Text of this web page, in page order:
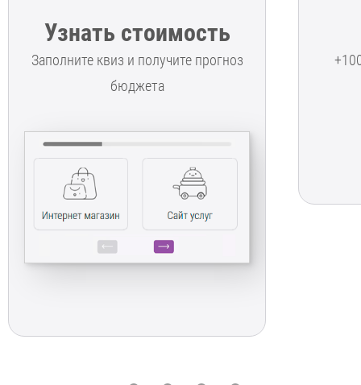
Узнать стоимость
Заполните квиз и получите прогноз
бюджета